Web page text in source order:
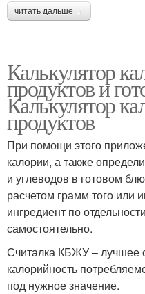
читать дальше →
Калькулятор
продуктов и
Калькулятор
продуктов
При помощи этого
калории, а также
и углеводов в готовом
расчетом грамм того или
ингредиент по
самостоятельно.
Считалка КБЖУ – лучшее
калорийность
под нужное значение.